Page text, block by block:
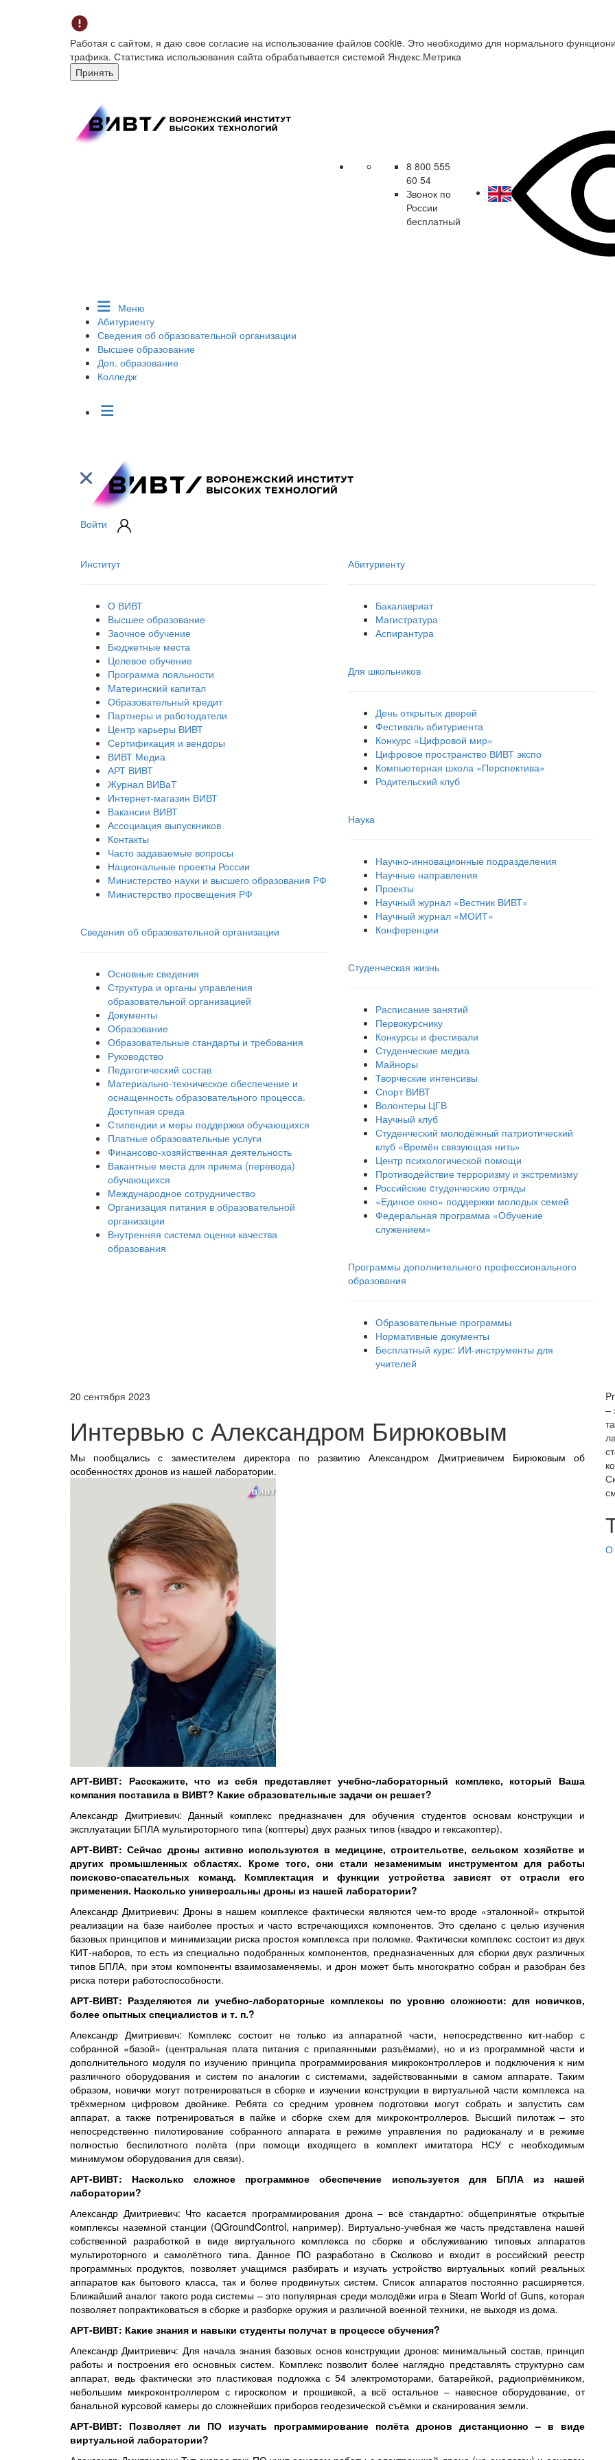
Работая с сайтом, я даю свое согласие на использование файлов cookie. Это необходимо для нормального
трафика. Статистика использования сайта обрабатывается системой Яндекс.Метрика
Принять
8 800 555
60 54
Звонок по
России
бесплатный
Меню
Абитуриенту
Сведения об образовательной организации
Высшее образование
Доп. образование
Колледж
Войти
Институт
О ВИВТ
Высшее образование
Заочное обучение
Бюджетные места
Целевое обучение
Программа лояльности
Материнский капитал
Образовательный кредит
Партнеры и работодатели
Центр карьеры ВИВТ
Сертификация и вендоры
ВИВТ Медиа
АРТ ВИВТ
Журнал ВИВаТ
Интернет-магазин ВИВТ
Вакансии ВИВТ
Ассоциация выпускников
Контакты
Часто задаваемые вопросы
Национальные проекты России
Министерство науки и высшего образования РФ
Министерство просвещения РФ
Сведения об образовательной организации
Основные сведения
Структура и органы управления
образовательной организацией
Документы
Образование
Образовательные стандарты и требования
Руководство
Педагогический состав
Материально-техническое обеспечение и
оснащенность образовательного процесса.
Доступная среда
Стипендии и меры поддержки обучающихся
Платные образовательные услуги
Финансово-хозяйственная деятельность
Вакантные места для приема (перевода)
обучающихся
Международное сотрудничество
Организация питания в образовательной
организации
Внутренняя система оценки качества
образования
Абитуриенту
Бакалавриат
Магистратура
Аспирантура
Для школьников
День открытых дверей
Фестиваль абитуриента
Конкурс «Цифровой мир»
Цифровое пространство ВИВТ экспо
Компьютерная школа «Перспектива»
Родительский клуб
Наука
Научно-инновационные подразделения
Научные направления
Проекты
Научный журнал «Вестник ВИВТ»
Научный журнал «МОИТ»
Конференции
Студенческая жизнь
Расписание занятий
Первокурснику
Конкурсы и фестивали
Студенческие медиа
Майноры
Творческие интенсивы
Спорт ВИВТ
Волонтеры ЦГВ
Научный клуб
Студенческий молодёжный патриотический
клуб «Времён связующая нить»
Центр психологической помощи
Противодействие терроризму и экстремизму
Российские cтуденческие отряды
«Единое окно» поддержки молодых семей
Федеральная программа «Обучение
служением»
Программы дополнительного профессионального
образования
Образовательные программы
Нормативные документы
Бесплатный курс: ИИ‑инструменты для
учителей
20 сентября 2023
Интервью с Александром Бирюковым
Мы пообщались с заместителем директора по развитию Александром Дмитриевичем Бирюковым об
особенностях дронов из нашей лаборатории.
АРТ-ВИВТ: Расскажите, что из себя представляет учебно-лабораторный комплекс, который Ваша
компания поставила в ВИВТ? Какие образовательные задачи он решает?
Александр Дмитриевич: Данный комплекс предназначен для обучения студентов основам конструкции и
эксплуатации БПЛА мультироторного типа (коптеры) двух разных типов (квадро и гексакоптер).
АРТ-ВИВТ: Сейчас дроны активно используются в медицине, строительстве, сельском хозяйстве и
других промышленных областях. Кроме того, они стали незаменимым инструментом для работы
поисково-спасательных команд. Комплектация и функции устройства зависят от отрасли его
применения. Насколько универсальны дроны из нашей лаборатории?
Александр Дмитриевич: Дроны в нашем комплексе фактически являются чем-то вроде «эталонной» открытой
реализации на базе наиболее простых и часто встречающихся компонентов. Это сделано с целью изучения
базовых принципов и минимизации риска простоя комплекса при поломке. Фактически комплекс состоит из двух
КИТ-наборов, то есть из специально подобранных компонентов, предназначенных для сборки двух различных
типов БПЛА, при этом компоненты взаимозаменяемы, и дрон может быть многократно собран и разобран без
риска потери работоспособности.
АРТ-ВИВТ: Разделяются ли учебно-лабораторные комплексы по уровню сложности: для новичков,
более опытных специалистов и т. п.?
Александр Дмитриевич: Комплекс состоит не только из аппаратной части, непосредственно кит-набор с
собранной «базой» (центральная плата питания с припаянными разъёмами), но и из программной части и
дополнительного модуля по изучению принципа программирования микроконтроллеров и подключения к ним
различного оборудования и систем по аналогии с системами, задействованными в самом аппарате. Таким
образом, новички могут потренироваться в сборке и изучении конструкции в виртуальной части комплекса на
трёхмерном цифровом двойнике. Ребята со средним уровнем подготовки могут собрать и запустить сам
аппарат, а также потренироваться в пайке и сборке схем для микроконтроллеров. Высший пилотаж – это
непосредственно пилотирование собранного аппарата в режиме управления по радиоканалу и в режиме
полностью беспилотного полёта (при помощи входящего в комплект имитатора НСУ с необходимым
минимумом оборудования для связи).
АРТ-ВИВТ: Насколько сложное программное обеспечение используется для БПЛА из нашей
лаборатории?
Александр Дмитриевич: Что касается программирования дрона – всё стандартно: общепринятые открытые
комплексы наземной станции (QGroundControl, например). Виртуально-учебная же часть представлена нашей
собственной разработкой в виде виртуального комплекса по сборке и обслуживанию типовых аппаратов
мультироторного и самолётного типа. Данное ПО разработано в Сколково и входит в российский реестр
программных продуктов, позволяет учащимся разбирать и изучать устройство виртуальных копий реальных
аппаратов как бытового класса, так и более продвинутых систем. Список аппаратов постоянно расширяется.
Ближайший аналог такого рода системы – это популярная среди молодёжи игра в Steam World of Guns, которая
позволяет попрактиковаться в сборке и разборке оружия и различной военной техники, не выходя из дома.
АРТ-ВИВТ: Какие знания и навыки студенты получат в процессе обучения?
Александр Дмитриевич: Для начала знания базовых основ конструкции дронов: минимальный состав, принцип
работы и построения его основных систем. Комплекс позволит более наглядно представлять структурно сам
аппарат, ведь фактически это пластиковая подложка с 54 электромоторами, батарейкой, радиоприёмником,
небольшим микроконтроллером с гироскопом и прошивкой, а всё остальное – навесное оборудование, от
банальной курсовой камеры до сложнейших приборов геодезической съёмки и сканирования земли.
АРТ-ВИВТ: Позволяет ли ПО изучать программирование полёта дронов дистанционно – в виде
виртуальной лаборатории?
–
О